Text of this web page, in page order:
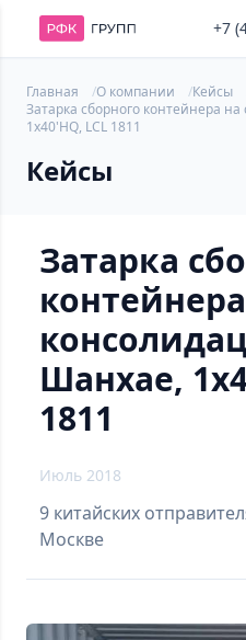
+7
Главная О компании
Кейсы
Затарка сборного контейнера
1х40'HQ, LCL 1811
Кейсы
Затарка
Шанхае,
1811
Июль 2018
9 китайских
Москве